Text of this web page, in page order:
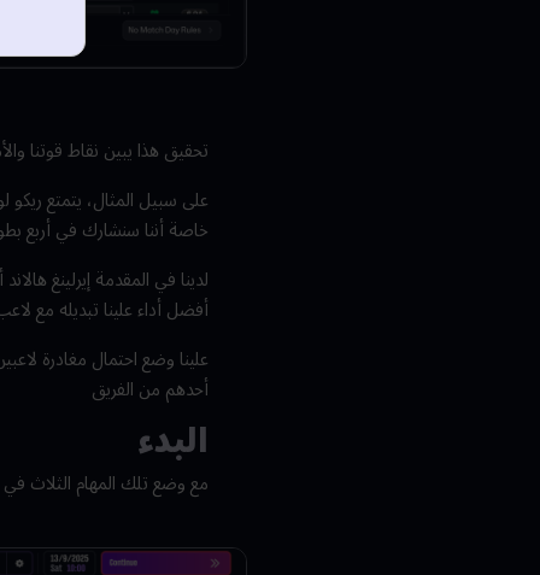
تحقيق هذا يبين نقاط قوتنا
خاصة أننا سنشارك في أربع
لدينا في المقدمة إيرلينغ
أفضل أداء علينا تبديله مع
علينا وضع احتمال مغادرة
أحدهم من الفريق
البدء
مع وضع تلك المهام الثلاث في